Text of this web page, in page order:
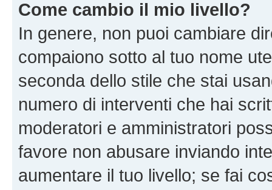
Come cambio il mio livello?
In genere, non puoi cambiare
compaiono sotto al tuo nome
seconda dello stile che stai
numero di interventi che hai
moderatori e amministratori
favore non abusare inviando
aumentare il tuo livello; se fai